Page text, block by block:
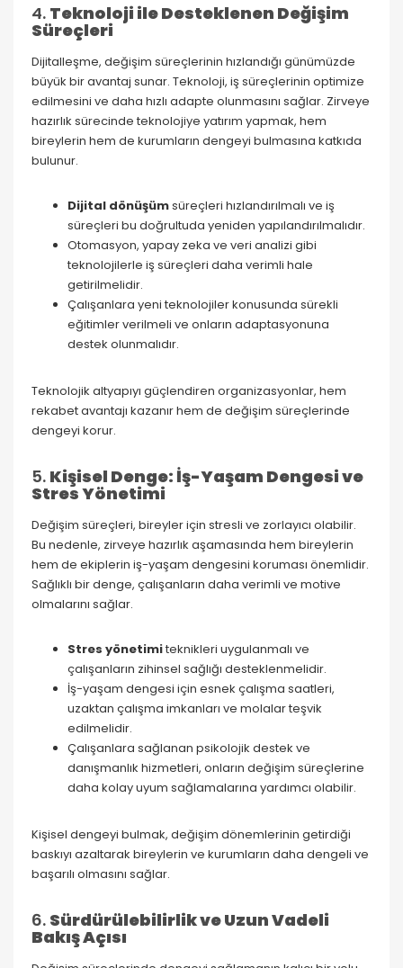
4. Teknoloji ile Desteklenen Değişim
Süreçleri
Dijitalleşme, değişim süreçlerinin hızlandığı günümüzde
büyük bir avantaj sunar. Teknoloji, iş süreçlerinin optimize
edilmesini ve daha hızlı adapte olunmasını sağlar. Zirveye
hazırlık sürecinde teknolojiye yatırım yapmak, hem
bireylerin hem de kurumların dengeyi bulmasına katkıda
bulunur.
Dijital dönüşümsüreçleri hızlandırılmalı ve iş
süreçleri bu doğrultuda yeniden yapılandırılmalıdır.
Otomasyon, yapay zeka ve veri analizi gibi
teknolojilerle iş süreçleri daha verimli hale
getirilmelidir.
Çalışanlara yeni teknolojiler konusunda sürekli
eğitimler verilmeli ve onların adaptasyonuna
destek olunmalıdır.
Teknolojik altyapıyı güçlendiren organizasyonlar, hem
rekabet avantajı kazanır hem de değişim süreçlerinde
dengeyi korur.
5. Kişisel Denge: İş-Yaşam Dengesi ve
Stres Yönetimi
Değişim süreçleri, bireyler için stresli ve zorlayıcı olabilir.
Bu nedenle, zirveye hazırlık aşamasında hem bireylerin
hem de ekiplerin iş-yaşam dengesini koruması önemlidir.
Sağlıklı bir denge, çalışanların daha verimli ve motive
olmalarını sağlar.
Stres yönetimiteknikleri uygulanmalı ve
çalışanların zihinsel sağlığı desteklenmelidir.
İş-yaşam dengesi için esnek çalışma saatleri,
uzaktan çalışma imkanları ve molalar teşvik
edilmelidir.
Çalışanlara sağlanan psikolojik destek ve
danışmanlık hizmetleri, onların değişim süreçlerine
daha kolay uyum sağlamalarına yardımcı olabilir.
Kişisel dengeyi bulmak, değişim dönemlerinin getirdiği
baskıyı azaltarak bireylerin ve kurumların daha dengeli ve
başarılı olmasını sağlar.
6. Sürdürülebilirlik ve Uzun Vadeli
Bakış Açısı